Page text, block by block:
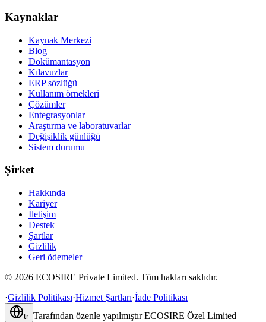
Kaynaklar
Kaynak Merkezi
Blog
Dokümantasyon
Kılavuzlar
ERP sözlüğü
Kullanım örnekleri
Çözümler
Entegrasyonlar
Araştırma ve laboratuvarlar
Değişiklik günlüğü
Sistem durumu
Şirket
Hakkında
Kariyer
İletişim
Destek
Şartlar
Gizlilik
Geri ödemeler
© 2026 ECOSIRE Private Limited. Tüm hakları saklıdır.
·Gizlilik Politikası·Hizmet Şartları·İade Politikası
tr Tarafından özenle yapılmıştır ECOSIRE Özel Limited